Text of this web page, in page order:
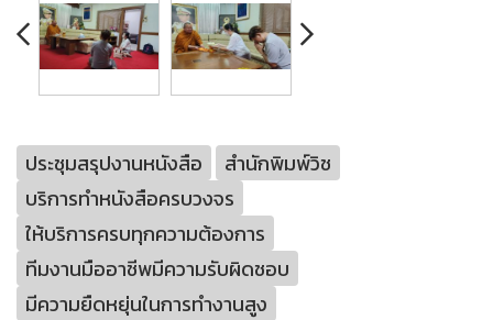
ประชุมสรุปงานหนังสือ
สำนักพิมพ์วิช
บริการทำหนังสือครบวงจร
ให้บริการครบทุกความต้องการ
ทีมงานมืออาชีพมีความรับผิดชอบ
มีความยืดหยุ่นในการทำงานสูง